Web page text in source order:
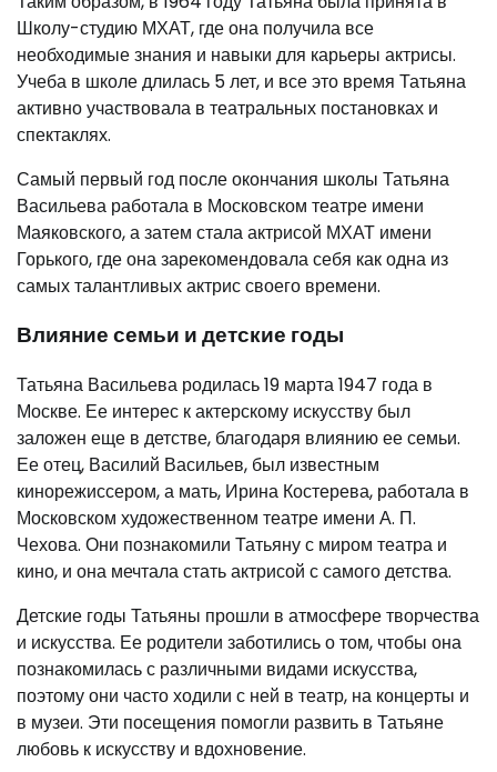
Школу-студию МХАТ, где она получила все
необходимые знания и навыки для карьеры актрисы.
Учеба в школе длилась 5 лет, и все это время Татьяна
активно участвовала в театральных постановках и
спектаклях.
Самый первый год после окончания школы Татьяна
Васильева работала в Московском театре имени
Маяковского, а затем стала актрисой МХАТ имени
Горького, где она зарекомендовала себя как одна из
самых талантливых актрис своего времени.
Влияние семьи и детские годы
Татьяна Васильева родилась 19 марта 1947 года в
Москве. Ее интерес к актерскому искусству был
заложен еще в детстве, благодаря влиянию ее семьи.
Ее отец, Василий Васильев, был известным
кинорежиссером, а мать, Ирина Костерева, работала в
Московском художественном театре имени А. П.
Чехова. Они познакомили Татьяну с миром театра и
кино, и она мечтала стать актрисой с самого детства.
Детские годы Татьяны прошли в атмосфере творчества
и искусства. Ее родители заботились о том, чтобы она
познакомилась с различными видами искусства,
поэтому они часто ходили с ней в театр, на концерты и
в музеи. Эти посещения помогли развить в Татьяне
любовь к искусству и вдохновение.